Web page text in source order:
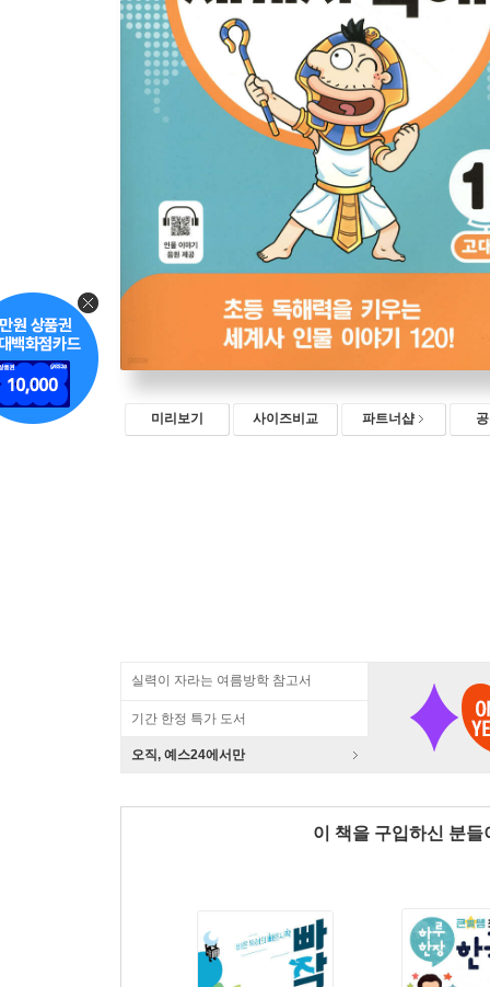
미리보기 사이즈비교 파트너샵
실력이 자라는 여름방학 참고서
기간 한정 특가 도서
오직, 예스24에서만
이 책을 구입하신 분